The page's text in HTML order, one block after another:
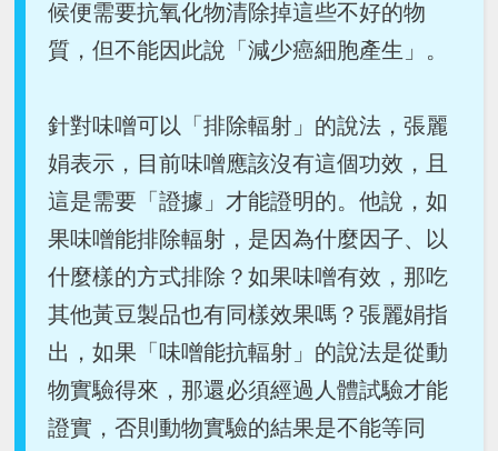
候便需要抗氧化物清除掉這些不好的物
質，但不能因此說「減少癌細胞產生」。
針對味噌可以「排除輻射」的說法，張麗
娟表示，目前味噌應該沒有這個功效，且
這是需要「證據」才能證明的。他說，如
果味噌能排除輻射，是因為什麼因子、以
什麼樣的方式排除？如果味噌有效，那吃
其他黃豆製品也有同樣效果嗎？張麗娟指
出，如果「味噌能抗輻射」的說法是從動
物實驗得來，那還必須經過人體試驗才能
證實，否則動物實驗的結果是不能等同